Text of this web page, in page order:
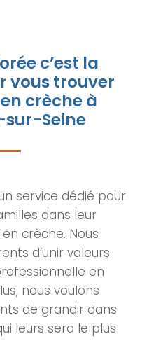
c’est la
vous trouver
crèche à
sur-Seine
service dédié pour
dans leur
crèche. Nous
d’unir valeurs
en
nous voulons
de grandir dans
leurs sera le plus